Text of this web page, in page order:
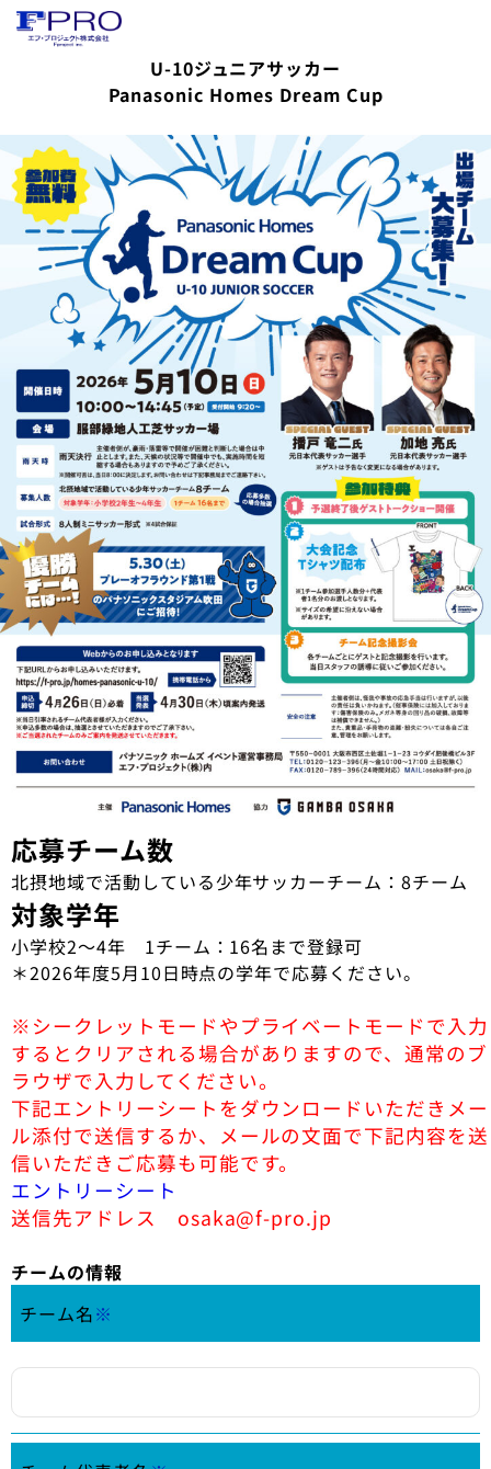
U-10ジュニアサッカー
Panasonic Homes Dream Cup
応募チーム数
北摂地域で活動している少年サッカーチーム：8チーム
対象学年
小学校2～4年 1チーム：16名まで登録可
＊2026年度5月10日時点の学年で応募ください。
※シークレットモードやプライベートモードで入力
するとクリアされる場合がありますので、通常のブ
ラウザで入力してください。
下記エントリーシートをダウンロードいただきメー
ル添付で送信するか、メールの文面で下記内容を送
信いただきご応募も可能です。
エントリーシート
送信先アドレス osaka@f-pro.jp
チームの情報
チーム名※